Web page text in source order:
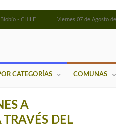
- CHILE Viernes 07 de Agosto
CATEGORÍAS COMUNAS
A
DEL